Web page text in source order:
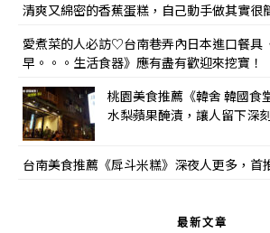
清爽又綿密的香蕉蛋糕，自己動手做其實很
愛煮菜的人必訪♡台南巷弄內日本進口餐具
早。。。生活食器》應有盡有歡迎來挖寶！
桃園美食推薦《韓舍 韓國食
水梨蘋果醃漬，讓人留下深
台南美食推薦《戽斗米糕》深夜人更多，首
最新文章